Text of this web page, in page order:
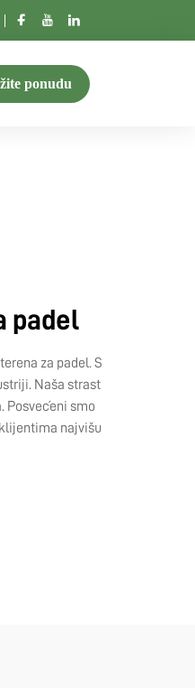
ponudu
padel
za padel. S
Naša strast
Posvećeni smo
najvišu